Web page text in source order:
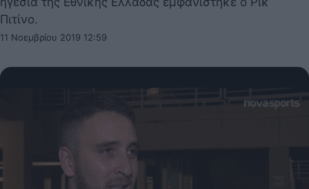
Πιτίνο.
11 Νοεμβρίου 2019 12:59